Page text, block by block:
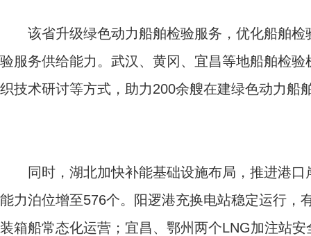
该省升级绿色动力船舶检验服务，优化船舶检
验服务供给能力。武汉、黄冈、宜昌等地船舶检
织技术研讨等方式，助力200余艘在建绿色动力船
同时，湖北加快补能基础设施布局，推进港口
能力泊位增至576个。阳逻港充换电站稳定运行，
装箱船常态化运营；宜昌、鄂州两个LNG加注站